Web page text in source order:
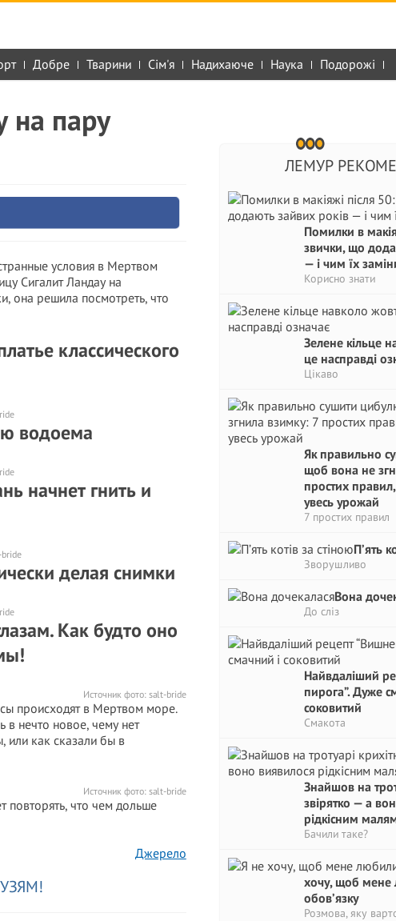
Добре Тварини Сім'я Надихаюче Наука Подорожі
ЛЕМУР
Помилки в
звички, що
— і чим їх
Корисно знати
Зелене кільце
це насправді
Цікаво
Як правильно
щоб вона не
простих
увесь урожай
7 простих правил
П’ять
Зворушливо
Вона
До сліз
Найвдаліший
пирога”. Дуже
соковитий
Смакота
Знайшов на
звірятко — а
рідкісним
Бачили таке?
хочу, щоб мене
обов’язку
Розмова, яку
на пару
условия в Мертвом
Сигалит Ландау на
она решила посмотреть, что
классического
водоема
начнет гнить и
делая снимки
Как будто оно
Источник фото: salt-bride
происходят в Мертвом море.
в нечто новое, чему нет
или как сказали бы в
Источник фото: salt-bride
повторять, что чем дольше
Джерело